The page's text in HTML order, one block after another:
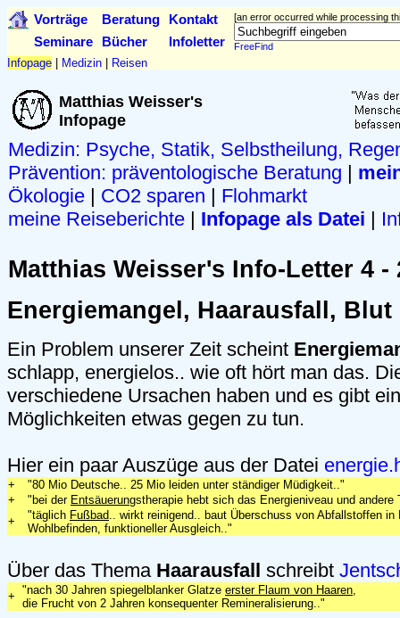
Vorträge Beratung Kontakt [an error occurred while processing
FreeFind
Seminare Bücher Infoletter
Infopage Medizin Reisen
Matthias Weisser's
Infopage
Medizin: Psyche, Statik, Selbstheilung,
Prävention: präventologische Beratung |
Ökologie | CO2 sparen | Flohmarkt
meine Reiseberichte | Infopage als Datei |
Matthias Weisser's Info-Letter 4 -
Energiemangel, Haarausfall, Blut
Ein Problem unserer Zeit scheint
schlapp, energielos.. wie oft hört man das.
verschiedene Ursachen haben und es gibt
Möglichkeiten etwas gegen zu tun.
Hier ein paar Auszüge aus der Datei
+
"80 Mio Deutsche.. 25 Mio leiden unter ständiger Müdigkeit.."
+
"bei der Entsäuerungstherapie hebt sich das Energieniveau und andere
+
"täglich Fußbad .. wirkt reinigend.. baut Überschuss von Abfallstoffen
Wohlbefinden, funktioneller Ausgleich.."
Über das Thema Haarausfall schreibt
+ "nach 30 Jahren spiegelblanker Glatze erster Flaum von Haaren
die Frucht von 2 Jahren konsequenter Remineralisierung.."